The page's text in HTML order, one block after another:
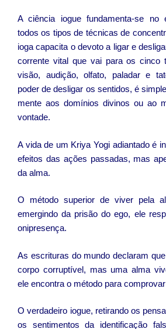
A ciência iogue fundamenta-se no
todos os tipos de técnicas de
ioga capacita o devoto a ligar e
corrente vital que vai para os cinco
visão, audição, olfato, paladar e
poder de desligar os sentidos, é
mente aos domínios divinos ou ao
vontade.
A vida de um Kriya Yogi adiantado é
efeitos das ações passadas, mas
da alma.
O método superior de viver pela
emergindo da prisão do ego, ele
onipresença.
As escrituras do mundo declaram
corpo corruptível, mas uma alma
ele encontra o método para
O verdadeiro iogue, retirando os
os sentimentos da identificação